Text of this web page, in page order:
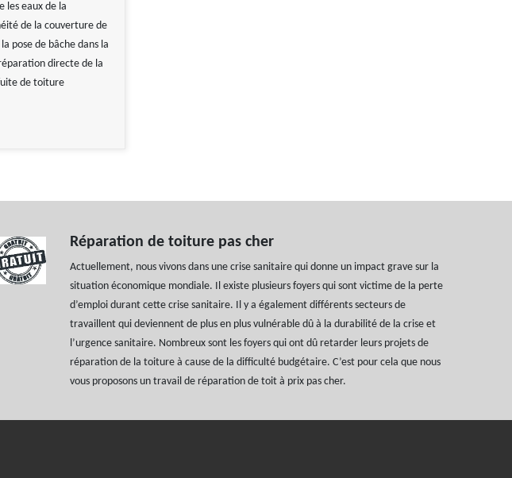
les eaux de la
de la couverture de
pose de bâche dans la
directe de la
de toiture
Réparation de toiture pas cher
Actuellement, nous vivons dans une crise sanitaire qui donne un impact grave sur la
situation économique mondiale. Il existe plusieurs foyers qui sont victime de la perte
d’emploi durant cette crise sanitaire. Il y a également différents secteurs de
travaillent qui deviennent de plus en plus vulnérable dû à la durabilité de la crise et
l’urgence sanitaire. Nombreux sont les foyers qui ont dû retarder leurs projets de
réparation de la toiture à cause de la difficulté budgétaire. C’est pour cela que nous
vous proposons un travail de réparation de toit à prix pas cher.